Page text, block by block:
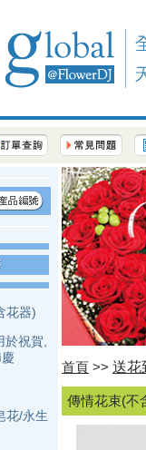
花器)
於祝賀,
花/永生
首頁 >> 送花
傳情花束(不